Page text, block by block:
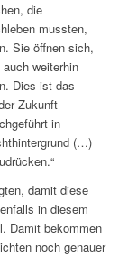
die
mussten,
Sie öffnen sich,
weiterhin
Dies ist das
Zukunft –
in
(…)
damit diese
in diesem
Damit bekommen
noch genauer